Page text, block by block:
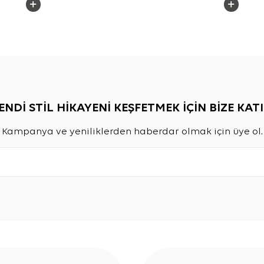
STİL HİKAYENİ KEŞFETMEK İÇİN BİZE
Kampanya ve yeniliklerden haberdar olmak için üye ol.